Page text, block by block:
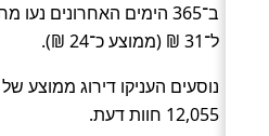
ל־31 ₪ (ממוצע כ־24 ₪).
12,055 חוות דעת.